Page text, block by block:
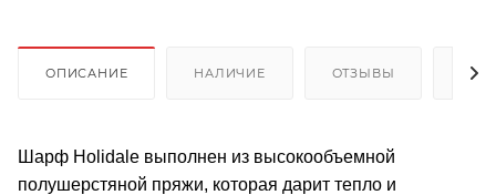
ОПИСАНИЕ НАЛИЧИЕ ОТЗЫВЫ
Шарф Holidale выполнен из высокообъемной
полушерстяной пряжи, которая дарит тепло и